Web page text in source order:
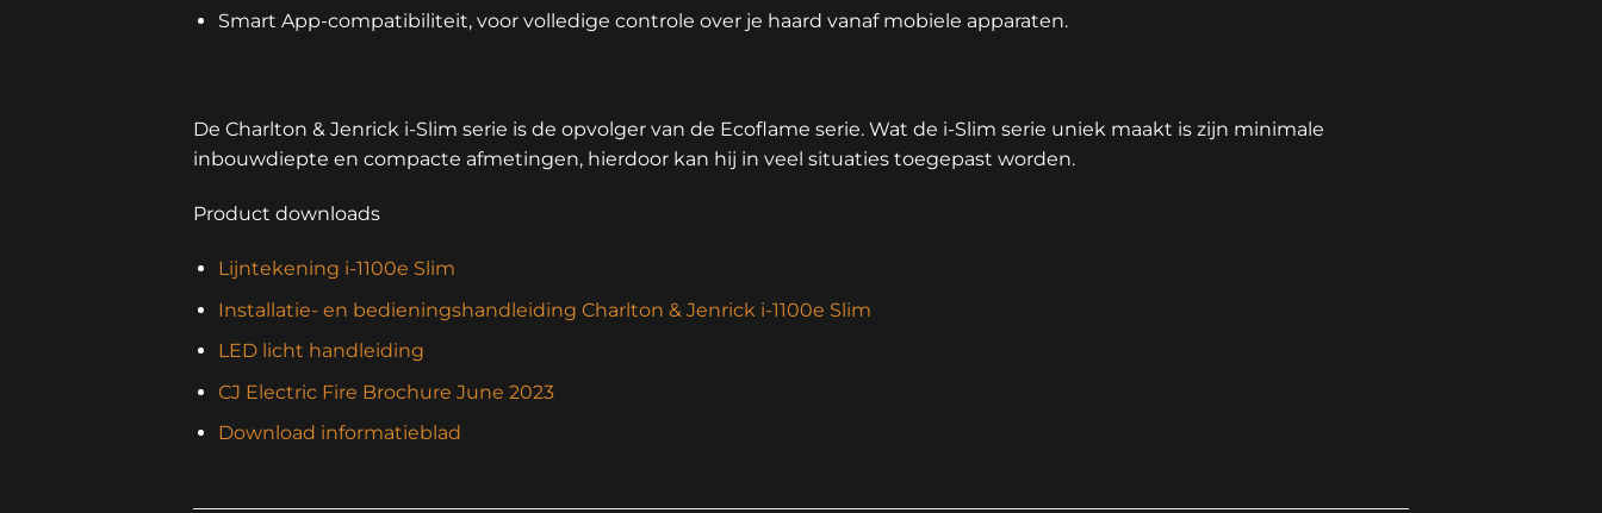
Smart App-compatibiliteit, voor volledige controle over je haard vanaf mobiele apparaten.
De Charlton & Jenrick i-Slim serie is de opvolger van de Ecoflame serie. Wat de i-Slim serie uniek maakt is zijn minimale
inbouwdiepte en compacte afmetingen, hierdoor kan hij in veel situaties toegepast worden.
Product downloads
Lijntekening i-1100e Slim
Installatie- en bedieningshandleiding Charlton & Jenrick i-1100e Slim
LED licht handleiding
CJ Electric Fire Brochure June 2023
Download informatieblad